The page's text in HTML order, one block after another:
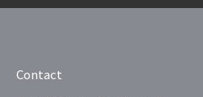
Contact